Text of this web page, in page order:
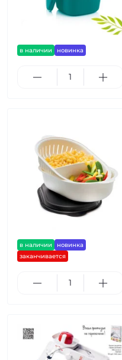
в наличии новинка
в наличии
новинка
заканчивается